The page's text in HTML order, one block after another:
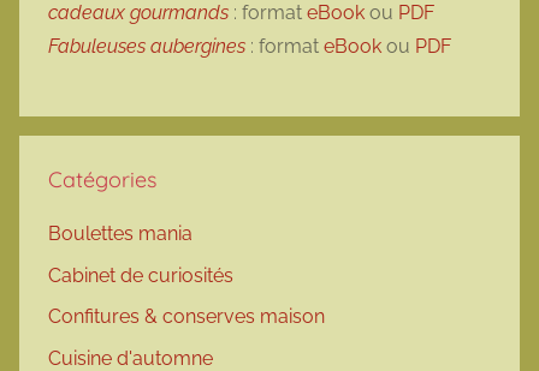
cadeaux gourmands : format eBook ou PDF
Fabuleuses aubergines : format eBook ou PDF
Catégories
Boulettes mania
Cabinet de curiosités
Confitures & conserves maison
Cuisine d'automne